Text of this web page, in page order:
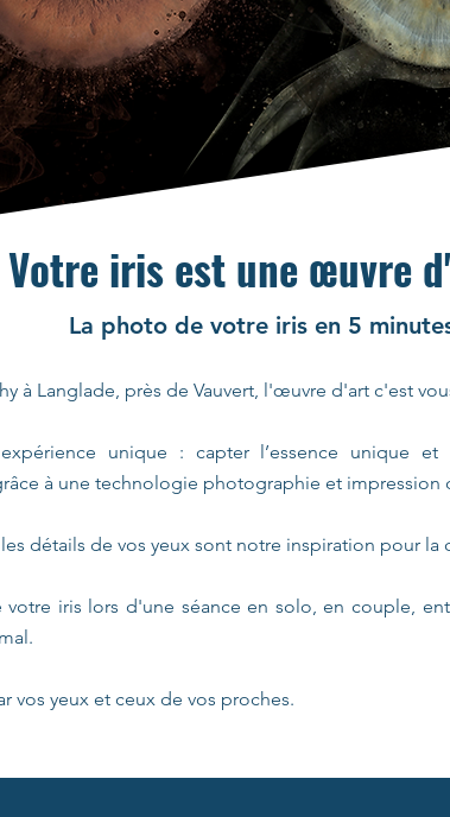
Votre iris est une œuvre
La photo de votre iris en 5
à Langlade, près de Vauvert, l'œuvre d'art c'est
unique : capter l’essence unique
à une technologie photographie et impression
les détails de vos yeux sont notre inspiration pour
votre iris lors d'une séance en solo, en couple,
vos yeux et ceux de vos proches.